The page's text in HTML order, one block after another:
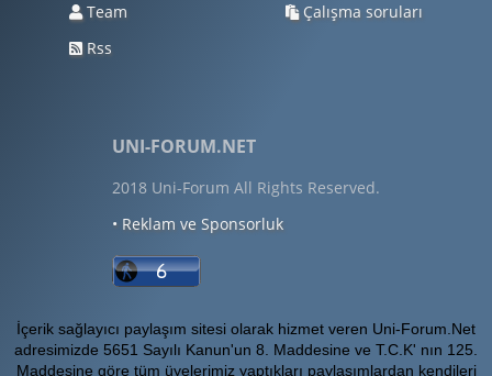
Team
Rss
Çalışma soruları
UNI-FORUM.NET
2018 Uni-Forum All Rights Reserved.
• Reklam ve Sponsorluk
İçerik sağlayıcı paylaşım sitesi olarak hizmet veren Uni-Forum.Net
adresimizde 5651 Sayılı Kanun'un 8. Maddesine ve T.C.K' nın 125.
Maddesine göre tüm üyelerimiz yaptıkları paylaşımlardan kendileri